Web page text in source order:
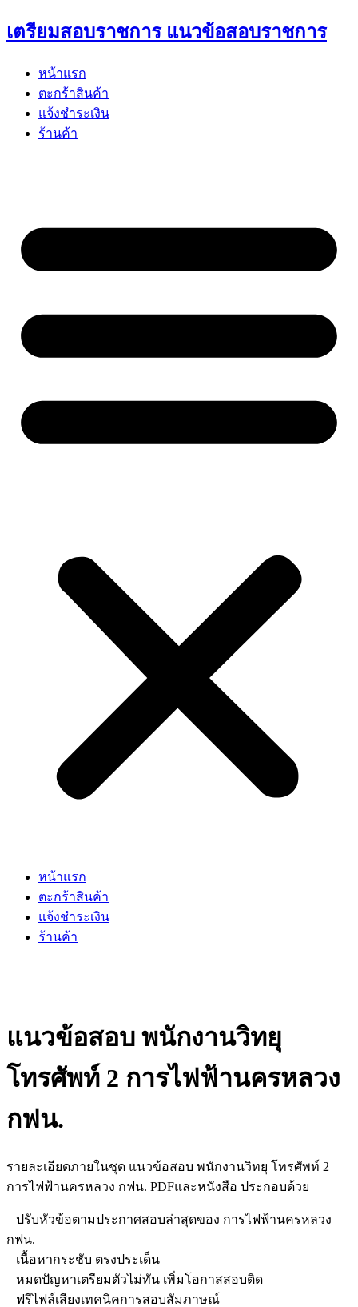
Skip
to
เตรียมสอบราชการ แนวข้อสอบราชการ
หน้าแรก
ตะกร้าสินค้า
แจ้งชำระเงิน
ร้านค้า
หน้าแรก
ตะกร้าสินค้า
แจ้งชำระเงิน
ร้านค้า
แนวข้อสอบ พนักงานวิทยุ
โทรศัพท์ 2 การไฟฟ้านครหลวง
กฟน.
รายละเอียดภายในชุด แนวข้อสอบ พนักงานวิทยุ โทรศัพท์ 2
การไฟฟ้านครหลวง กฟน. PDFและหนังสือ ประกอบด้วย
– ปรับหัวข้อตามประกาศสอบล่าสุดของ การไฟฟ้านครหลวง
กฟน.
– เนื้อหากระชับ ตรงประเด็น
– หมดปัญหาเตรียมตัวไม่ทัน เพิ่มโอกาสสอบติด
– ฟรีไฟล์เสียงเทคนิคการสอบสัมภาษณ์